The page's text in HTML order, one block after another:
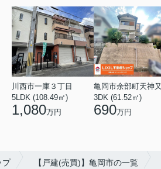
川西市一庫３丁目
5LDK (108.49㎡)
1,080万円
亀岡市余部町天神又
3DK (61.52㎡)
690万円
プ 【戸建(売買)】亀岡市の一覧